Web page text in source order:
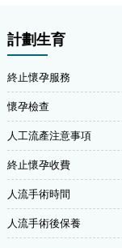
計劃生育
終止懷孕服務
懷孕檢查
人工流產注意事項
終止懷孕收費
人流手術時間
人流手術後保養